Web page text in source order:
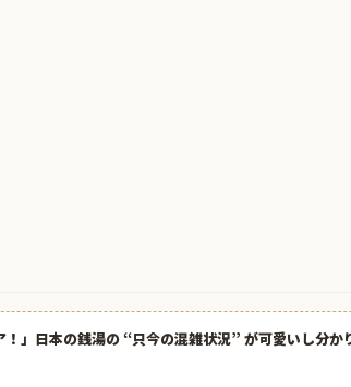
」日本の銭湯の “只今の混雑状況” が可愛いし分か